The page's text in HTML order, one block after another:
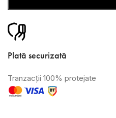
Plată securizată
Tranzacții 100% protejate